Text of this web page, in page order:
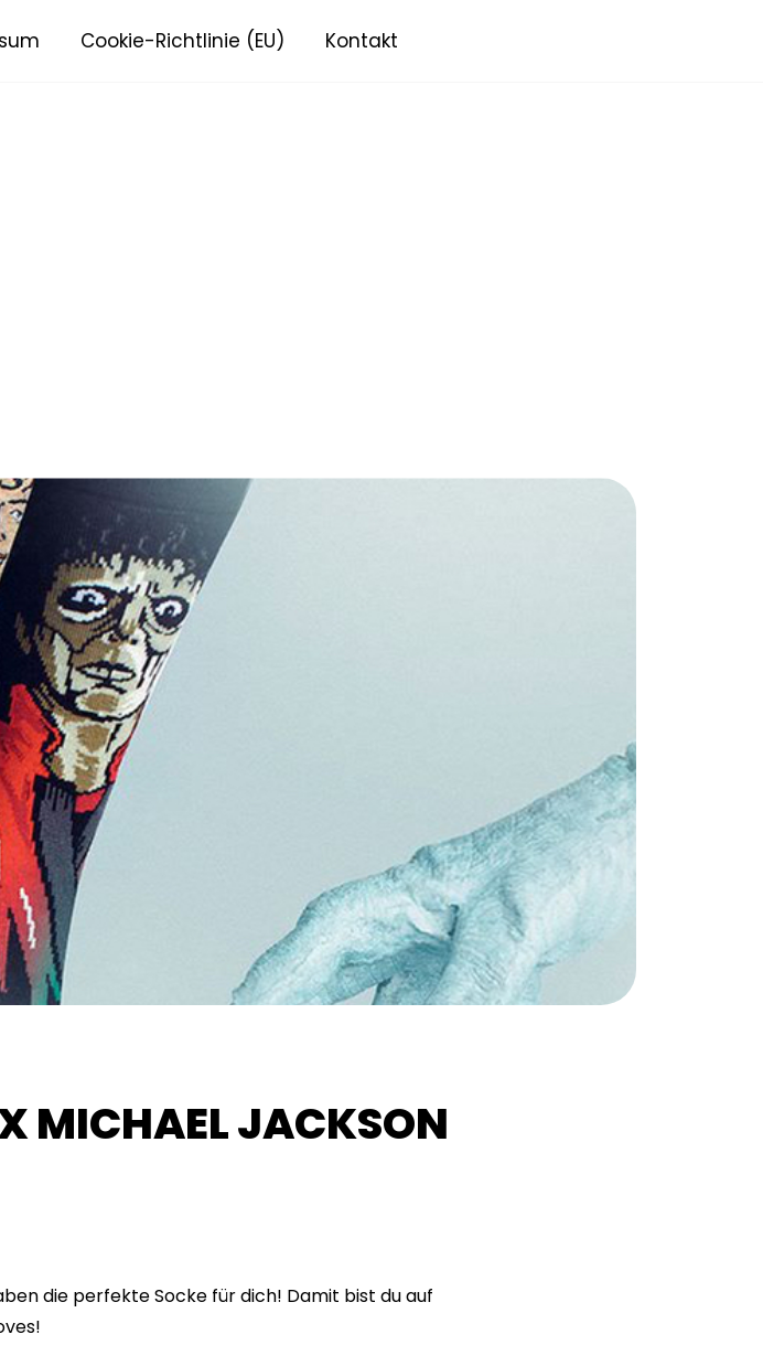
Cookie-Richtlinie (EU) Kontakt
MICHAEL JACKSON
die perfekte Socke für dich! Damit bist du auf